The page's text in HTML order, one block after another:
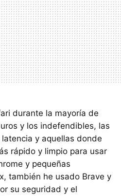
durante la mayoría de
y los indefendibles, las
y aquellas donde
rápido y limpio para usar
y pequeñas
también he usado Brave y
su seguridad y el